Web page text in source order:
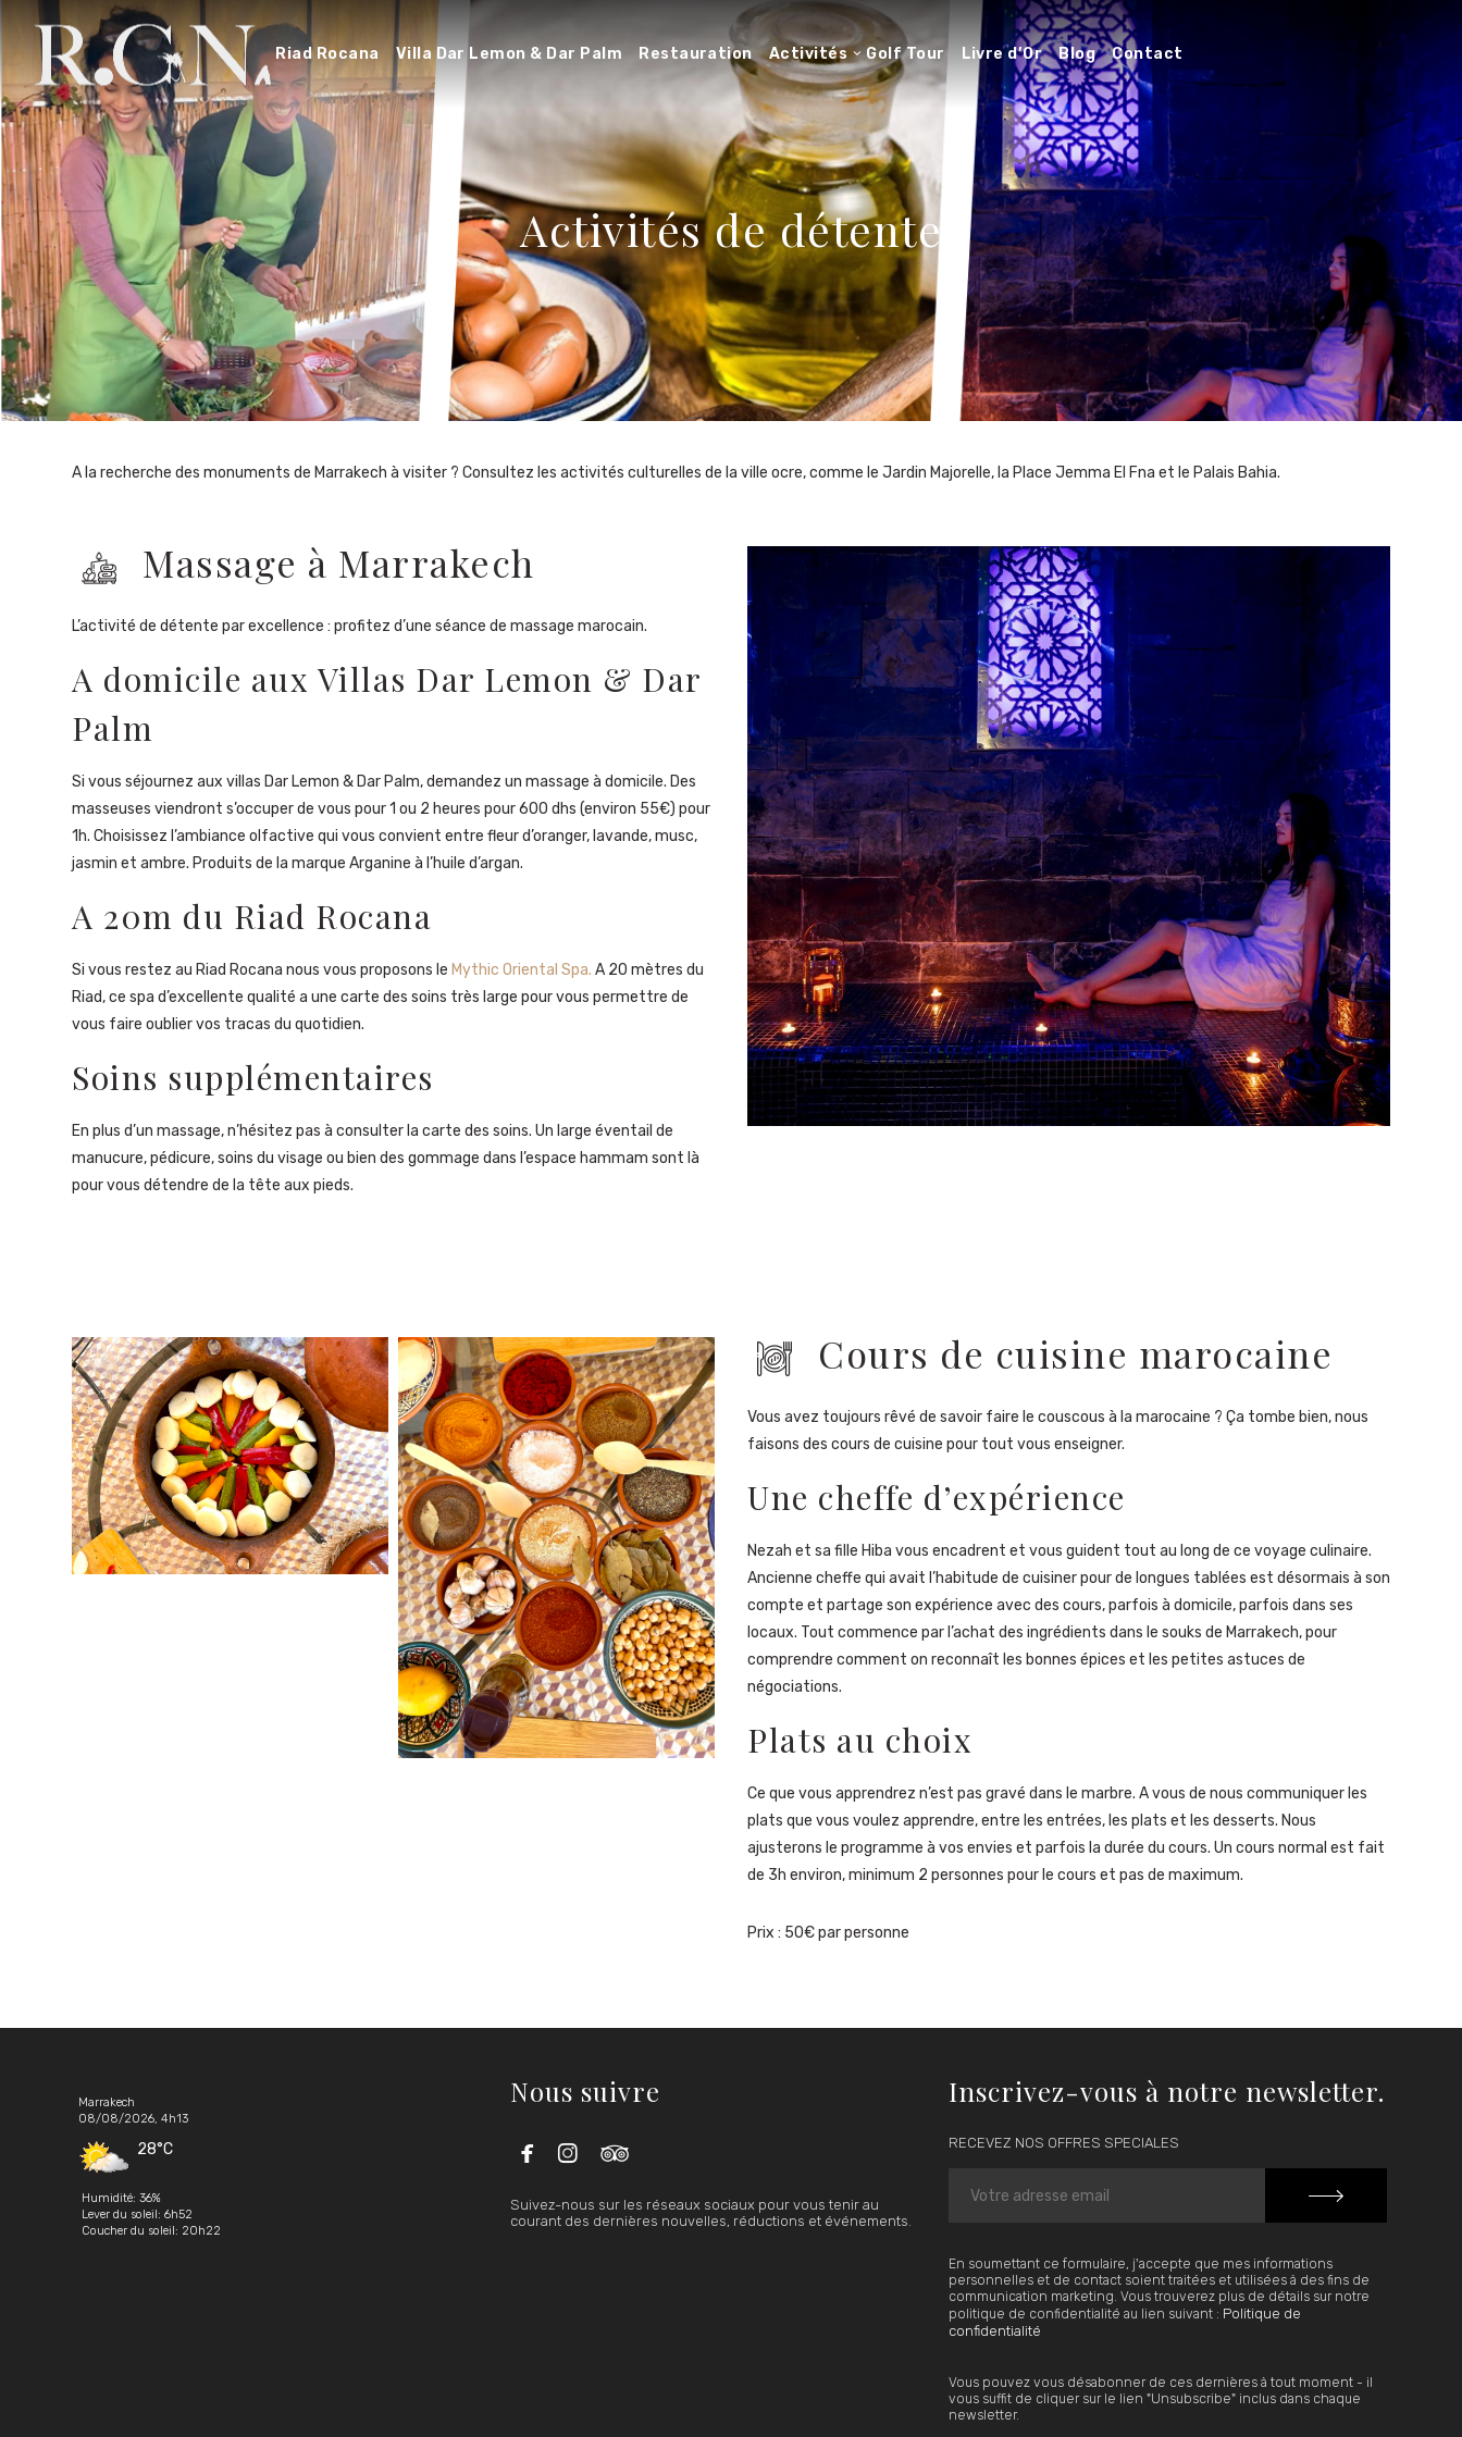
Riad Rocana Villa Dar Lemon & Dar Palm Restauration Activités Golf Tour Livre d’Or Blog Contact
Activités de détente
A la recherche des monuments de Marrakech à visiter ? Consultez les activités culturelles de la ville ocre, comme le Jardin Majorelle, la Place Jemma El Fna et le Palais Bahia.
Massage à Marrakech
L’activité de détente par excellence : profitez d’une séance de massage marocain.
A domicile aux Villas Dar Lemon & Dar
Palm
Si vous séjournez aux villas Dar Lemon & Dar Palm, demandez un massage à domicile. Des
masseuses viendront s’occuper de vous pour 1 ou 2 heures pour 600 dhs (environ 55€) pour
1h. Choisissez l’ambiance olfactive qui vous convient entre fleur d’oranger, lavande, musc,
jasmin et ambre. Produits de la marque Arganine à l’huile d’argan.
A 20m du Riad Rocana
Si vous restez au Riad Rocana nous vous proposons le Mythic Oriental Spa. A 20 mètres du
Riad, ce spa d’excellente qualité a une carte des soins très large pour vous permettre de
vous faire oublier vos tracas du quotidien.
Soins supplémentaires
En plus d’un massage, n’hésitez pas à consulter la carte des soins. Un large éventail de
manucure, pédicure, soins du visage ou bien des gommage dans l’espace hammam sont là
pour vous détendre de la tête aux pieds.
Cours de cuisine marocaine
Vous avez toujours rêvé de savoir faire le couscous à la marocaine ? Ça tombe bien, nous
faisons des cours de cuisine pour tout vous enseigner.
Une cheffe d’expérience
Nezah et sa fille Hiba vous encadrent et vous guident tout au long de ce voyage culinaire.
Ancienne cheffe qui avait l’habitude de cuisiner pour de longues tablées est désormais à son
compte et partage son expérience avec des cours, parfois à domicile, parfois dans ses
locaux. Tout commence par l’achat des ingrédients dans le souks de Marrakech, pour
comprendre comment on reconnaît les bonnes épices et les petites astuces de
négociations.
Plats au choix
Ce que vous apprendrez n’est pas gravé dans le marbre. A vous de nous communiquer les
plats que vous voulez apprendre, entre les entrées, les plats et les desserts. Nous
ajusterons le programme à vos envies et parfois la durée du cours. Un cours normal est fait
de 3h environ, minimum 2 personnes pour le cours et pas de maximum.
Prix : 50€ par personne
Marrakech
08/08/2026, 4h13
28°C
Humidité: 36%
Lever du soleil: 6h52
Coucher du soleil: 20h22
Nous suivre
  
Suivez-nous sur les réseaux sociaux pour vous tenir au
courant des dernières nouvelles, réductions et événements.
Inscrivez-vous à notre newsletter.
RECEVEZ NOS OFFRES SPECIALES
En soumettant ce formulaire, j'accepte que mes informations
personnelles et de contact soient traitées et utilisées à des fins de
communication marketing. Vous trouverez plus de détails sur notre
politique de confidentialité au lien suivant : Politique de
confidentialité
Vous pouvez vous désabonner de ces dernières à tout moment - il
vous suffit de cliquer sur le lien "Unsubscribe" inclus dans chaque
newsletter.